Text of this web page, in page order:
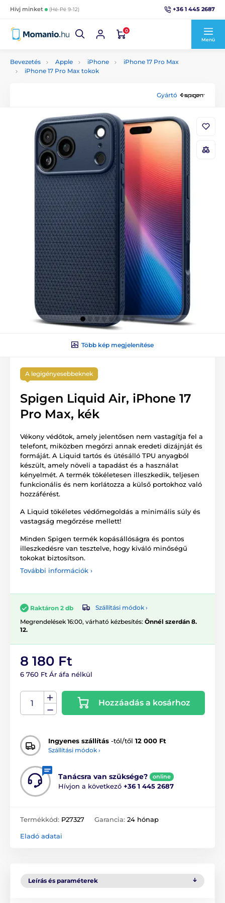
Hívj minket (Hé-Pé 9-12) +36 1 445 2687
0
Menü
Bevezetés Apple iPhone
iPhone 17 Pro Max
iPhone 17 Pro Max tokok
Gyártó
Több kép megjelenítése
A legigényesebbeknek
Spigen Liquid Air, iPhone 17
Pro Max, kék
Vékony védőtok, amely jelentősen nem vastagítja fel a
telefont, miközben megőrzi annak eredeti dizájnját és
formáját. A Liquid tartós és ütésálló TPU anyagból
készült, amely növeli a tapadást és a használat
kényelmét. A termék tökéletesen illeszkedik, teljesen
funkcionális és nem korlátozza a külső portokhoz való
hozzáférést.
A Liquid tökéletes védőmegoldás a minimális súly és
vastagság megőrzése mellett!
Minden Spigen termék kopásállóságra és pontos
illeszkedésre van tesztelve, hogy kiváló minőségű
tokokat biztosítson.
További információk ›
Raktáron 2 db
Szállítási módok ›
Megrendelések 16:00, várható kézbesítés: Önnél szerdán 8.
12.
8 180 Ft
6 760 Ft Ár áfa nélkül
Hozzáadás a kosárhoz
Ingyenes szállítás -tól/től 12 000 Ft
Szállítási módok ›
Tanácsra van szüksége? online
Hívjon a következő +36 1 445 2687
Termékkód: P27327 Garancia: 24 hónap
Eladó adatai
Leírás és paraméterek